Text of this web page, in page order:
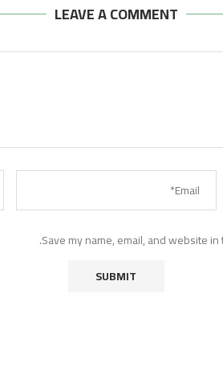
LEAVE A COMMENT
Save my name, email, and website